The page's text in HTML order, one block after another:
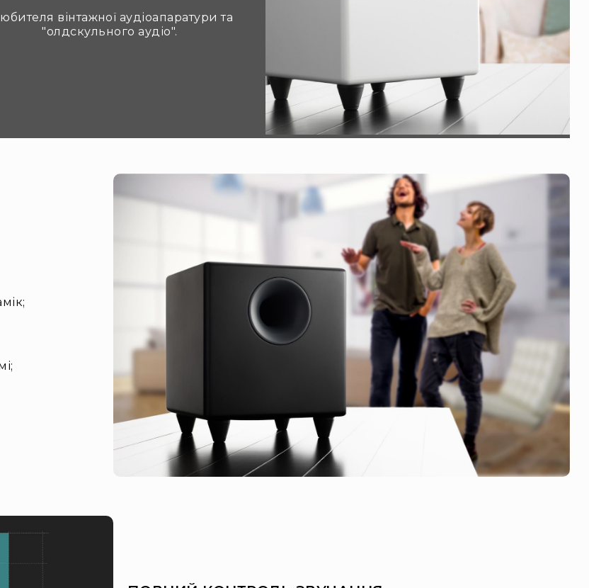
вінтажної аудіоапаратури та
"олдскульного аудіо".